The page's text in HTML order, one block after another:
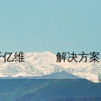
亿维 解决方案